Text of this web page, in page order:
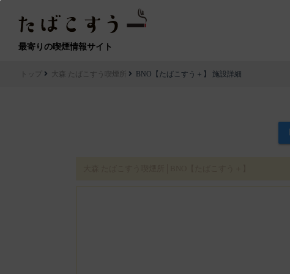
最寄りの喫煙情報サイト
トップ 大森 たばこすう喫煙所 BNO【たばこすう＋】 施設詳細